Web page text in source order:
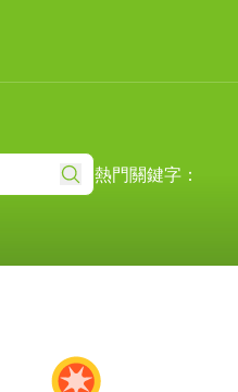
熱門關鍵字：